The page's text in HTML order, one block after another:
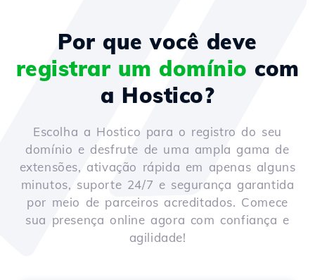
Por que você deve
registrar um domínio com
a Hostico?
Escolha a Hostico para o registro do seu
domínio e desfrute de uma ampla gama de
extensões, ativação rápida em apenas alguns
minutos, suporte 24/7 e segurança garantida
por meio de parceiros acreditados. Comece
sua presença online agora com confiança e
agilidade!